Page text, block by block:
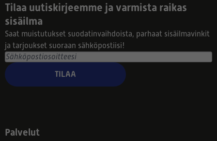
Tilaa uutiskirjeemme ja varmista raikas
sisäilma
Saat muistutukset suodatinvaihdoista, parhaat sisäilmavinkit
ja tarjoukset suoraan sähköpostiisi!
TILAA
Palvelut